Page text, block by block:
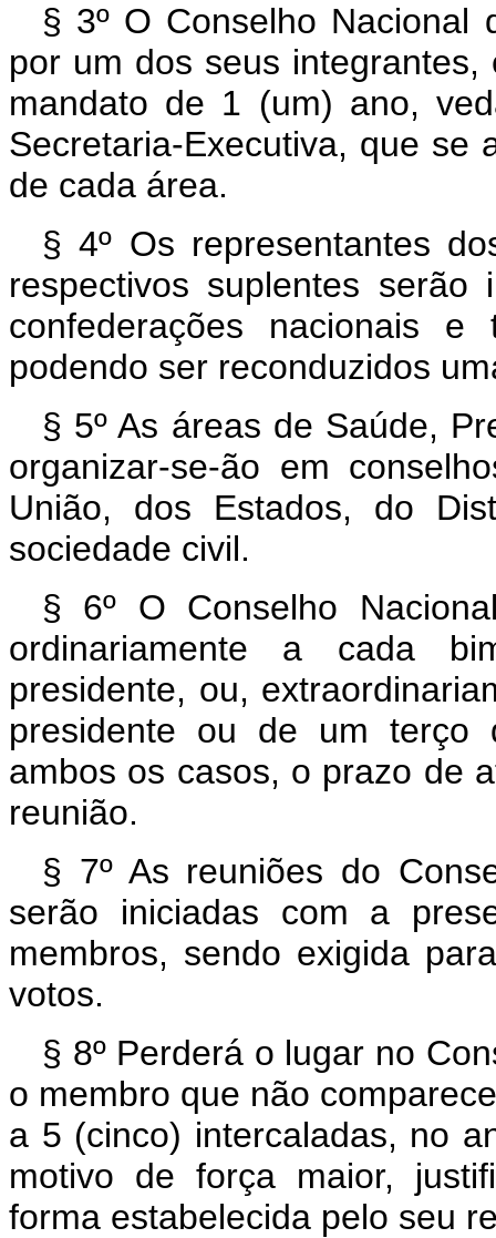
§ 3º O Conselho Nacional
por um dos seus
mandato de 1 (um) ano,
Secretaria-Executiva, que se
de cada área.
§ 4º Os representantes
respectivos suplentes
confederações nacionais
podendo ser reconduzidos
§ 5º As áreas de Saúde,
organizar-se-ão em
União, dos Estados, do
sociedade civil.
§ 6º O Conselho
ordinariamente a cada
presidente, ou,
presidente ou de um terço
ambos os casos, o prazo de
reunião.
§ 7º As reuniões do
serão iniciadas com a
membros, sendo exigida
votos.
§ 8º Perderá o lugar no
o membro que não
a 5 (cinco) intercaladas, no
motivo de força maior,
forma estabelecida pelo seu